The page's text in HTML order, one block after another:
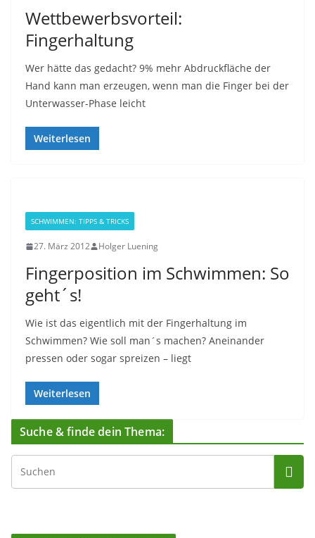
Wettbewerbsvorteil:
Fingerhaltung
Wer hätte das gedacht? 9% mehr Abdruckfläche der
Hand kann man erzeugen, wenn man die Finger bei der
Unterwasser-Phase leicht
Weiterlesen
SCHWIMMEN: TIPPS & TRICKS
27. März 2012 Holger Luening
Fingerposition im Schwimmen: So
geht´s!
Wie ist das eigentlich mit der Fingerhaltung im
Schwimmen? Wie soll man´s machen? Aneinander
pressen oder sogar spreizen – liegt
Weiterlesen
Suche & finde dein Thema: